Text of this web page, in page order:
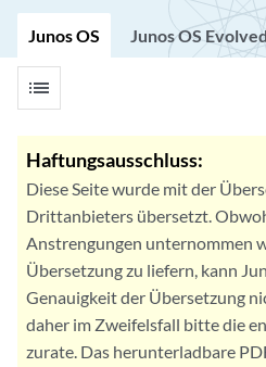
Junos OS Junos OS
list
Haftungsausschluss:
Diese Seite wurde mit der
Drittanbieters übersetzt.
Anstrengungen unternommen
Übersetzung zu liefern, kann
Genauigkeit der Übersetzung
daher im Zweifelsfall bitte die
zurate. Das herunterladbare